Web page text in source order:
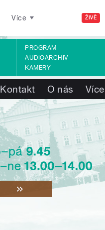
ŽIVĚ
Více
PROGRAM
AUDIOARCHIV
KAMERY
Kontakt O nás Více